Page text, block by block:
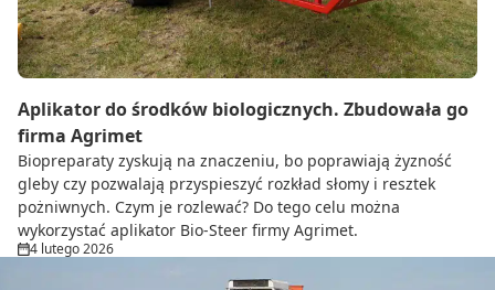
Aplikator do środków biologicznych. Zbudowała go
firma Agrimet
Biopreparaty zyskują na znaczeniu, bo poprawiają żyzność
gleby czy pozwalają przyspieszyć rozkład słomy i resztek
pożniwnych. Czym je rozlewać? Do tego celu można
wykorzystać aplikator Bio-Steer firmy Agrimet.
4 lutego 2026